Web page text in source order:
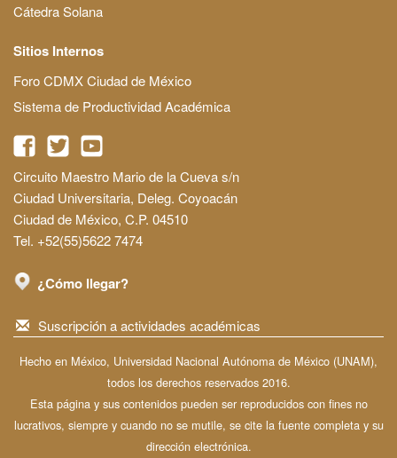
Cátedra Solana
Sitios Internos
Foro CDMX Ciudad de México
Sistema de Productividad Académica
Circuito Maestro Mario de la Cueva s/n
Ciudad Universitaria, Deleg. Coyoacán
Ciudad de México, C.P. 04510
Tel. +52(55)5622 7474
¿Cómo llegar?
Suscripción a actividades académicas
Hecho en México, Universidad Nacional Autónoma de México (UNAM),
todos los derechos reservados 2016.
Esta página y sus contenidos pueden ser reproducidos con fines no
lucrativos, siempre y cuando no se mutile, se cite la fuente completa y su
dirección electrónica.